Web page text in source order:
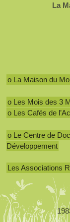
La
o La Maison du
o Les Mois des 3
o Les Cafés de
o Le Centre de
Développement
Les Associations